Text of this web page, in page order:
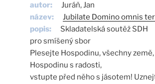
autor
Juráň, Jan
název
Jubilate Domino omnis
popis
Skladatelská soutěž SDH
pro smíšený sbor
Plesejte Hospodinu, všechny
Hospodinu s radosti,
vstupte před něho s jásotem!